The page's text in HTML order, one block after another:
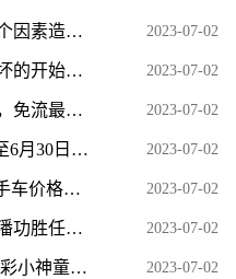
尿液颜色很黄，多半是这几个因素造成的_新资讯 2023-07-02
【世界新要闻】修复电脑损坏的开始菜单 2023-07-02
39元移动花卡宝藏2023套餐，免流最高200GB 环球热头条 2023-07-02
可转债周报(2023年6月26日至6月30日)：转债市场反弹 后续仍需均衡布局_全球今头条 2023-07-02
天天热消息：19年大众cc二手车价格_大众cc二手车怎么样 2023-07-02
最资讯丨入职央行11年后，潘功胜任中国人民银行党委书记 2023-07-02
福彩3D晒票《用晒票彰显福彩小神童的骄傲时刻》 2023-07-02